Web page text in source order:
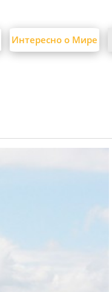
Интересно о Мире